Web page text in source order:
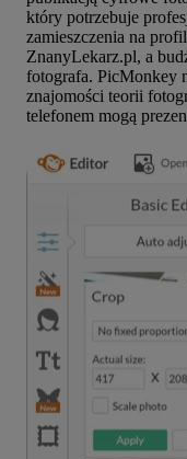
który potrzebuje
zamieszczenia na
ZnanyLekarz.pl, a
fotografa. PicMonkey
znajomości teorii
telefonem mogą